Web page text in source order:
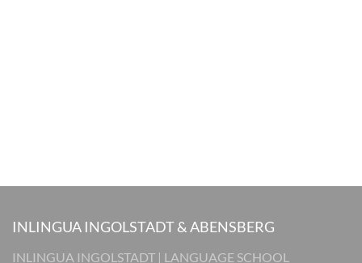
INLINGUA INGOLSTADT & ABENSBERG
INLINGUA INGOLSTADT | LANGUAGE SCHOOL